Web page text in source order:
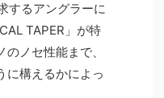
するアングラーに
TAPER」が特
ノセ性能まで、
に構えるかによっ